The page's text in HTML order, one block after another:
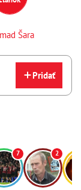
Šara
Pridať
7 2